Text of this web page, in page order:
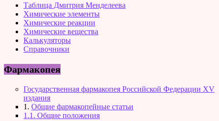
Таблица Дмитрия Менделеева
Химические элементы
Химические реакции
Химические вещества
Калькуляторы
Справочники
Фармакопея
Государственная фармакопея Российской Федерации XV
издания
1. Общие фармакопейные статьи
1.1. Общие положения